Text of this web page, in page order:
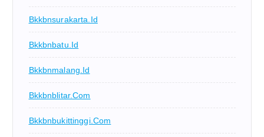
Bkkbnsurakarta.id
Bkkbnbatu.id
Bkkbnmalang.id
Bkkbnblitar.com
Bkkbnbukittinggi.com